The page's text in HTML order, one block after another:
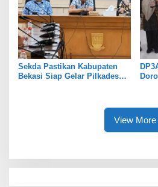
Sekda Pastikan Kabupaten
Bekasi Siap Gelar Pilkades
View More